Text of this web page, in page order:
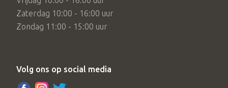
Zaterdag 10:00 - 16:00 uur
Zondag 11:00 - 15:00 uur
Volg ons op social media